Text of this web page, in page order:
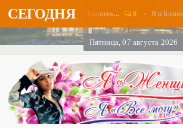
СЕГОДНЯ
в августе - «Бизнес»... 0 Я и Бизнес.
Пятница, 07 августа 2026